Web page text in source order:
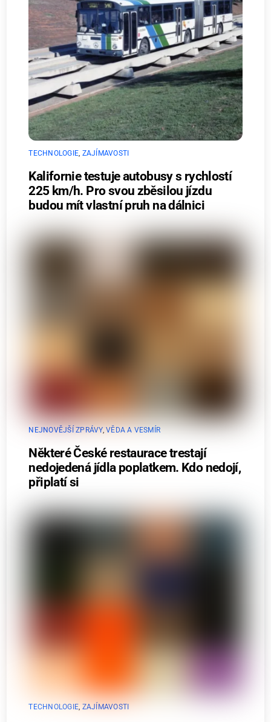
TECHNOLOGIE, ZAJÍMAVOSTI
Kalifornie testuje autobusy s rychlostí
225 km/h. Pro svou zběsilou jízdu
budou mít vlastní pruh na dálnici
NEJNOVĚJŠÍ ZPRÁVY,VĚDA A VESMÍR
Některé České restaurace trestají
nedojedená jídla poplatkem. Kdo nedojí,
připlatí si
TECHNOLOGIE, ZAJÍMAVOSTI